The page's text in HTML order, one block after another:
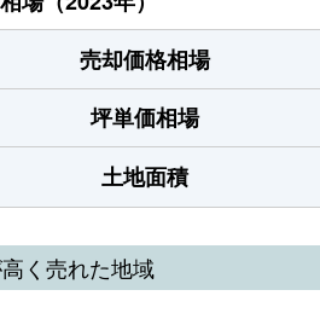
売却価格相場
坪単価相場
土地面積
く売れた地域